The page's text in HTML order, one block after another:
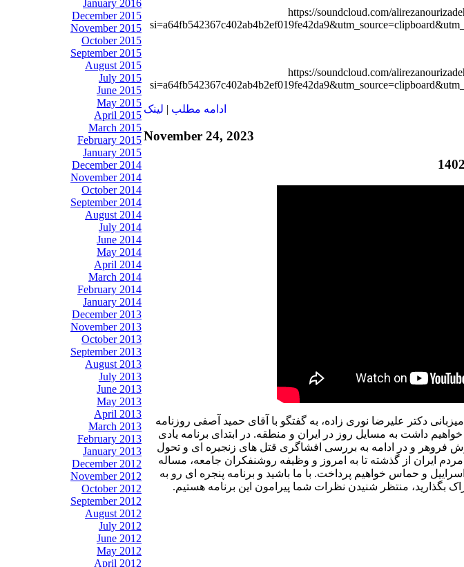
January 2016
December 2015
November 2015
October 2015
September 2015
August 2015
July 2015
June 2015
May 2015
April 2015
March 2015
February 2015
January 2015
December 2014
November 2014
October 2014
September 2014
August 2014
July 2014
June 2014
May 2014
April 2014
March 2014
February 2014
January 2014
December 2013
November 2013
October 2013
September 2013
August 2013
July 2013
June 2013
May 2013
April 2013
March 2013
February 2013
January 2013
December 2012
November 2012
October 2012
September 2012
August 2012
July 2012
June 2012
May 2012
April 2012
https://soundcloud.com/
https://soundcloud.com/
ادامه مطلب لينک
November 24, 2023
دکتر علیرضا نوری زاده، به گفتگو با آقای حمید آصفی روزنامه
داشت به مسایل روز در ایران و منطقه. در ابتدای برنامه یادی
فروهر و در ادامه به بررسی افشاگری قتل های زنجیره ای و تحول
ایران از گذشته تا به امروز و وظیفه روشنفکران جامعه، مساله
و حماس خواهیم پرداخت. با ما باشید و برنامه پنجره ای رو به
بگذارید، منتظر شنیدن نظرات شما پیرامون این برنامه هستیم.